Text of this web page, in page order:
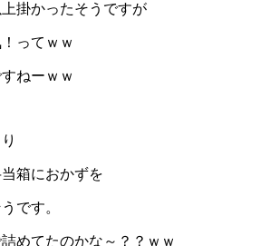
掛かったそうですが
ってｗｗ
ねーｗｗ
箱におかずを
です。
めてたのかな～？？ｗｗ